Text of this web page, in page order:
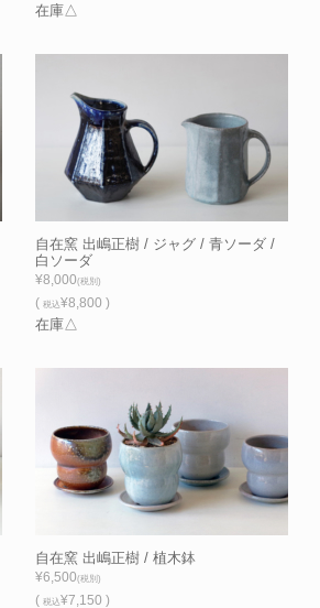
在庫△
自在窯 出嶋正樹 / ジャグ / 青ソーダ /
白ソーダ
¥8,000(税別)
( 税込¥8,800 )
在庫△
自在窯 出嶋正樹 / 植木鉢
¥6,500(税別)
( 税込¥7,150 )